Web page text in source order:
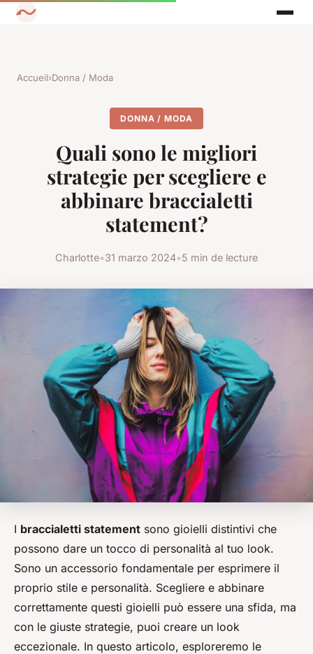
Accueil›Donna / Moda
DONNA / MODA
Quali sono le migliori
strategie per scegliere e
abbinare braccialetti
statement?
Charlotte•31 marzo 2024•5 min de lecture
I braccialetti statement sono gioielli distintivi che
possono dare un tocco di personalità al tuo look.
Sono un accessorio fondamentale per esprimere il
proprio stile e personalità. Scegliere e abbinare
correttamente questi gioielli può essere una sfida, ma
con le giuste strategie, puoi creare un look
eccezionale. In questo articolo, esploreremo le